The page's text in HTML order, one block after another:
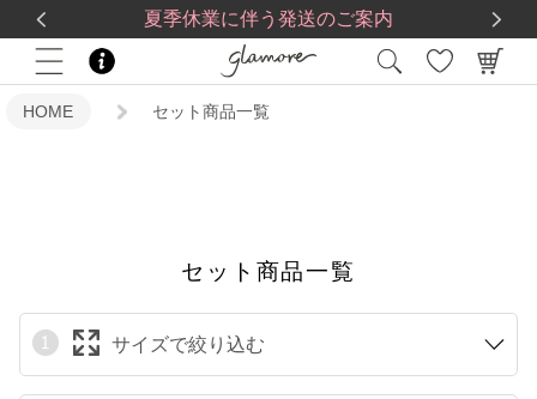
夏季休業に伴う発送のご案内
送料一律560円5,500円(税込)以上で送料無料
HOME セット商品一覧
セット商品一覧
サイズで絞り込む
限定
再入荷
在庫なし商品を表示しない
予約商品 予約商品のみを表示